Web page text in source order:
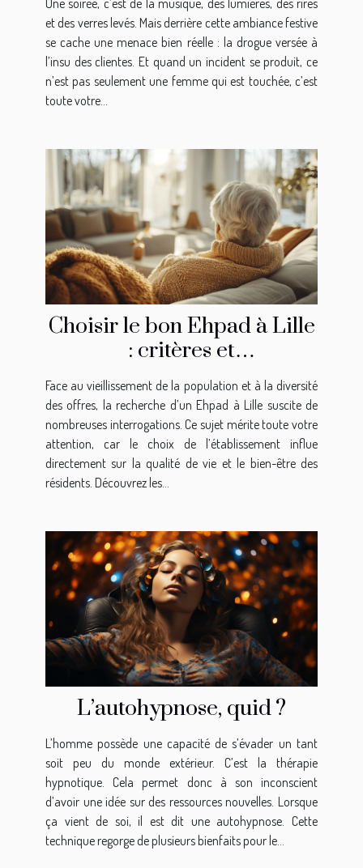
et des verres levés. Mais derrière cette ambiance festive
se cache une menace bien réelle : la drogue versée à
l’insu des clientes. Et quand un incident se produit, ce
n’est pas seulement une femme qui est touchée, c’est
toute votre...
Choisir le bon Ehpad à Lille
: critères et
recommandations
Face au vieillissement de la population et à la diversité
des offres, la recherche d’un Ehpad à Lille suscite de
nombreuses interrogations. Ce sujet mérite toute votre
attention, car le choix de l’établissement influe
directement sur la qualité de vie et le bien-être des
résidents. Découvrez les...
L’autohypnose, quid ?
L’homme possède une capacité de s’évader un tant
soit peu du monde extérieur. C’est la thérapie
hypnotique. Cela permet donc à son inconscient
d’avoir une idée sur des ressources nouvelles. Lorsque
ça vient de soi, il est dit une autohypnose. Cette
technique regorge de plusieurs bienfaits pour le...